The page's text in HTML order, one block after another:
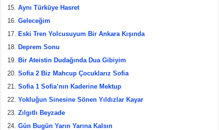
Aynı Türküye Hasret
Geleceğim
Eski Tren Yolcusuyum Bir Ankara Kışında
Deprem Sonu
Bir Ateistin Dudağında Dua Gibiyim
Sofia 2 Biz Mahcup Çocuklarız Sofia
Sofia 1 Sofia’nın Kaderine Mektup
Yokluğun Sinesine Sönen Yıldızlar Kayar
Zılgıtlı Beyzade
Gün Bugün Yarın Yarına Kalsın